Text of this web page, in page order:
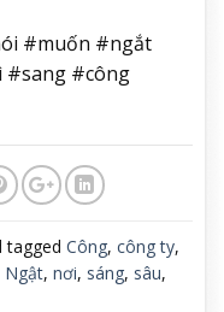
#muốn #ngắt
#công
tagged Công, công ty,
Ngật, nơi, sáng, sâu,